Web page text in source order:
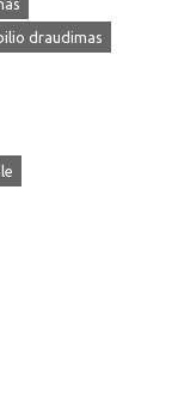
draudimas